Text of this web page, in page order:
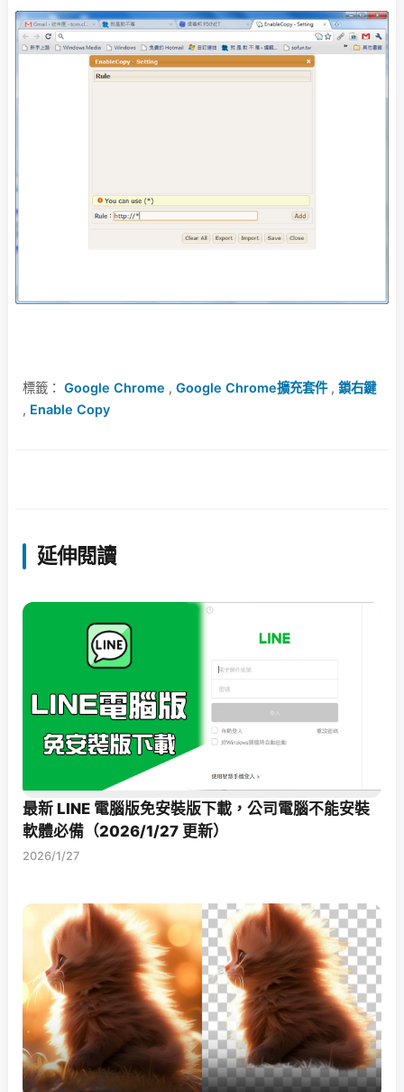
標籤： Google Chrome , Google Chrome擴充套件, 鎖右鍵
, Enable Copy
延伸閱讀
最新 LINE 電腦版免安裝版下載，公司電腦不能安裝
軟體必備（2026/1/27 更新）
2026/1/27